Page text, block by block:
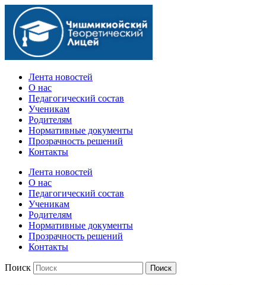
Официальный сайт учебного заведения
Лента новостей
О нас
Педагогический состав
Ученикам
Родителям
Нормативные документы
Прозрачность решений
Контакты
Лента новостей
О нас
Педагогический состав
Ученикам
Родителям
Нормативные документы
Прозрачность решений
Контакты
Поиск Поиск